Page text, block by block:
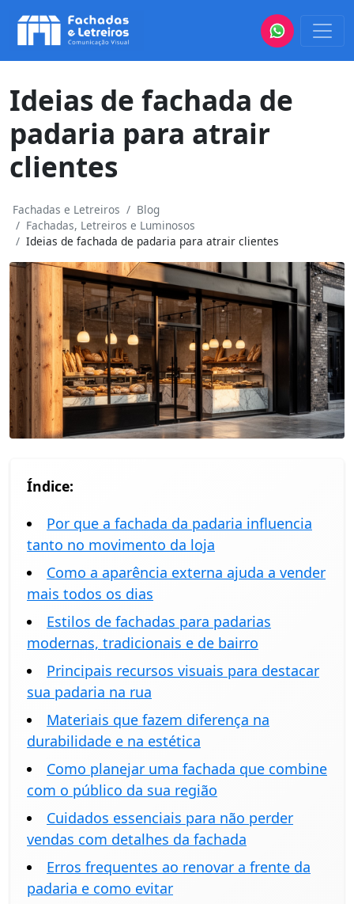
Ideias de fachada de
padaria para atrair
clientes
Fachadas e Letreiros
Blog
Fachadas, Letreiros e Luminosos
Ideias de fachada de padaria para atrair clientes
Índice:
Por que a fachada da padaria influencia
tanto no movimento da loja
Como a aparência externa ajuda a vender
mais todos os dias
Estilos de fachadas para padarias
modernas, tradicionais e de bairro
Principais recursos visuais para destacar
sua padaria na rua
Materiais que fazem diferença na
durabilidade e na estética
Como planejar uma fachada que combine
com o público da sua região
Cuidados essenciais para não perder
vendas com detalhes da fachada
Erros frequentes ao renovar a frente da
padaria e como evitar